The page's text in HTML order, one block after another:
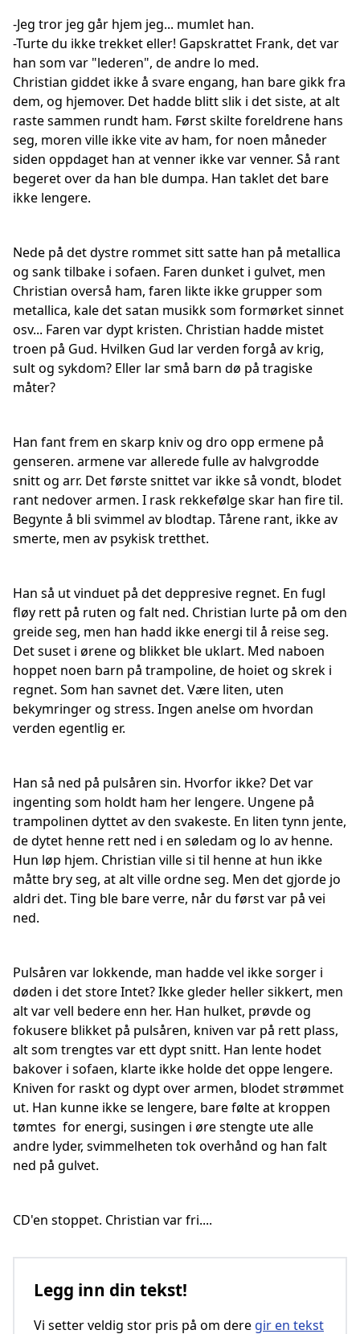
-Jeg tror jeg går hjem jeg... mumlet han.
-Turte du ikke trekket eller! Gapskrattet Frank, det var
han som var "lederen", de andre lo med.
Christian giddet ikke å svare engang, han bare gikk fra
dem, og hjemover. Det hadde blitt slik i det siste, at alt
raste sammen rundt ham. Først skilte foreldrene hans
seg, moren ville ikke vite av ham, for noen måneder
siden oppdaget han at venner ikke var venner. Så rant
begeret over da han ble dumpa. Han taklet det bare
ikke lengere.
Nede på det dystre rommet sitt satte han på metallica
og sank tilbake i sofaen. Faren dunket i gulvet, men
Christian overså ham, faren likte ikke grupper som
metallica, kale det satan musikk som formørket sinnet
osv... Faren var dypt kristen. Christian hadde mistet
troen på Gud. Hvilken Gud lar verden forgå av krig,
sult og sykdom? Eller lar små barn dø på tragiske
måter?
Han fant frem en skarp kniv og dro opp ermene på
genseren. armene var allerede fulle av halvgrodde
snitt og arr. Det første snittet var ikke så vondt, blodet
rant nedover armen. I rask rekkefølge skar han fire til.
Begynte å bli svimmel av blodtap. Tårene rant, ikke av
smerte, men av psykisk tretthet.
Han så ut vinduet på det deppresive regnet. En fugl
fløy rett på ruten og falt ned. Christian lurte på om den
greide seg, men han hadd ikke energi til å reise seg.
Det suset i ørene og blikket ble uklart. Med naboen
hoppet noen barn på trampoline, de hoiet og skrek i
regnet. Som han savnet det. Være liten, uten
bekymringer og stress. Ingen anelse om hvordan
verden egentlig er.
Han så ned på pulsåren sin. Hvorfor ikke? Det var
ingenting som holdt ham her lengere. Ungene på
trampolinen dyttet av den svakeste. En liten tynn jente,
de dytet henne rett ned i en søledam og lo av henne.
Hun løp hjem. Christian ville si til henne at hun ikke
måtte bry seg, at alt ville ordne seg. Men det gjorde jo
aldri det. Ting ble bare verre, når du først var på vei
ned.
Pulsåren var lokkende, man hadde vel ikke sorger i
døden i det store Intet? Ikke gleder heller sikkert, men
alt var vell bedere enn her. Han hulket, prøvde og
fokusere blikket på pulsåren, kniven var på rett plass,
alt som trengtes var ett dypt snitt. Han lente hodet
bakover i sofaen, klarte ikke holde det oppe lengere.
Kniven for raskt og dypt over armen, blodet strømmet
ut. Han kunne ikke se lengere, bare følte at kroppen
tømtes for energi, susingen i øre stengte ute alle
andre lyder, svimmelheten tok overhånd og han falt
ned på gulvet.
CD'en stoppet. Christian var fri....
Legg inn din tekst!
Vi setter veldig stor pris på om dere gir en tekst